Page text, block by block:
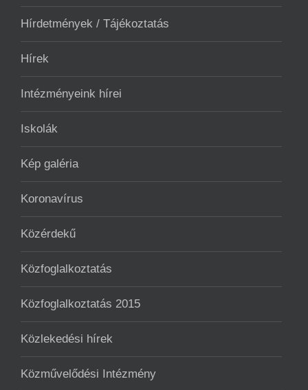
Hírdetmények / Tájékoztatás
Hírek
Intézményeink hírei
Iskolák
Kép galéria
Koronavírus
Közérdekű
Közfoglalkoztatás
Közfoglalkoztatás 2015
Közlekedési hírek
Közművelődési Intézmény